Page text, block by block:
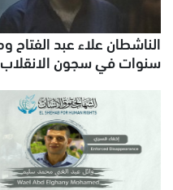
سنوات في سجون الانقلاب